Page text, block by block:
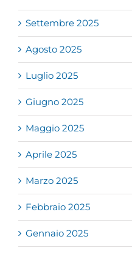
Settembre 2025
Agosto 2025
Luglio 2025
Giugno 2025
Maggio 2025
Aprile 2025
Marzo 2025
Febbraio 2025
Gennaio 2025